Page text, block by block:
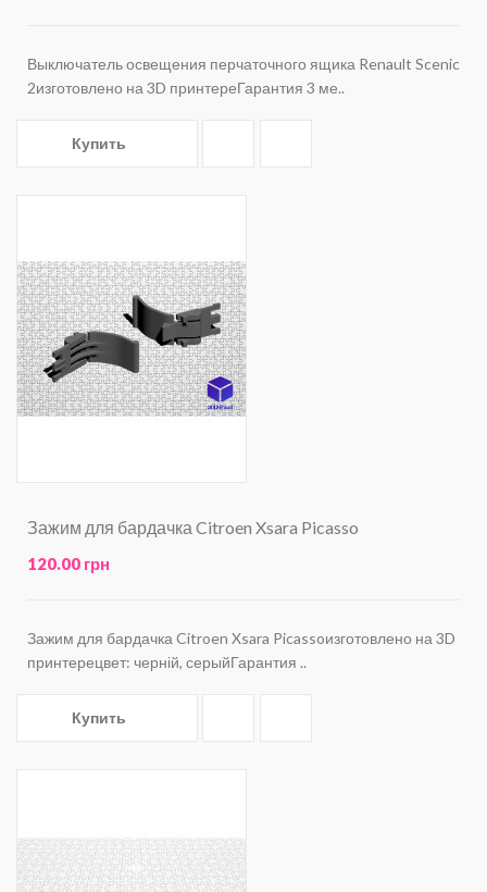
Выключатель освещения перчаточного ящика Renault Scenic
2изготовлено на 3D принтереГарантия 3 ме..
Купить
Зажим для бардачка Citroen Xsara Picasso
120.00 грн
Зажим для бардачка Citroen Xsara Picassoизготовлено на 3D
принтерецвет: черній, серыйГарантия ..
Купить